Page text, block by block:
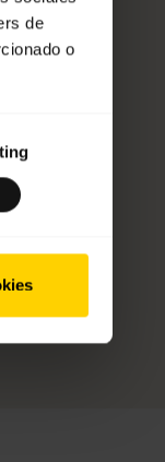
de
o